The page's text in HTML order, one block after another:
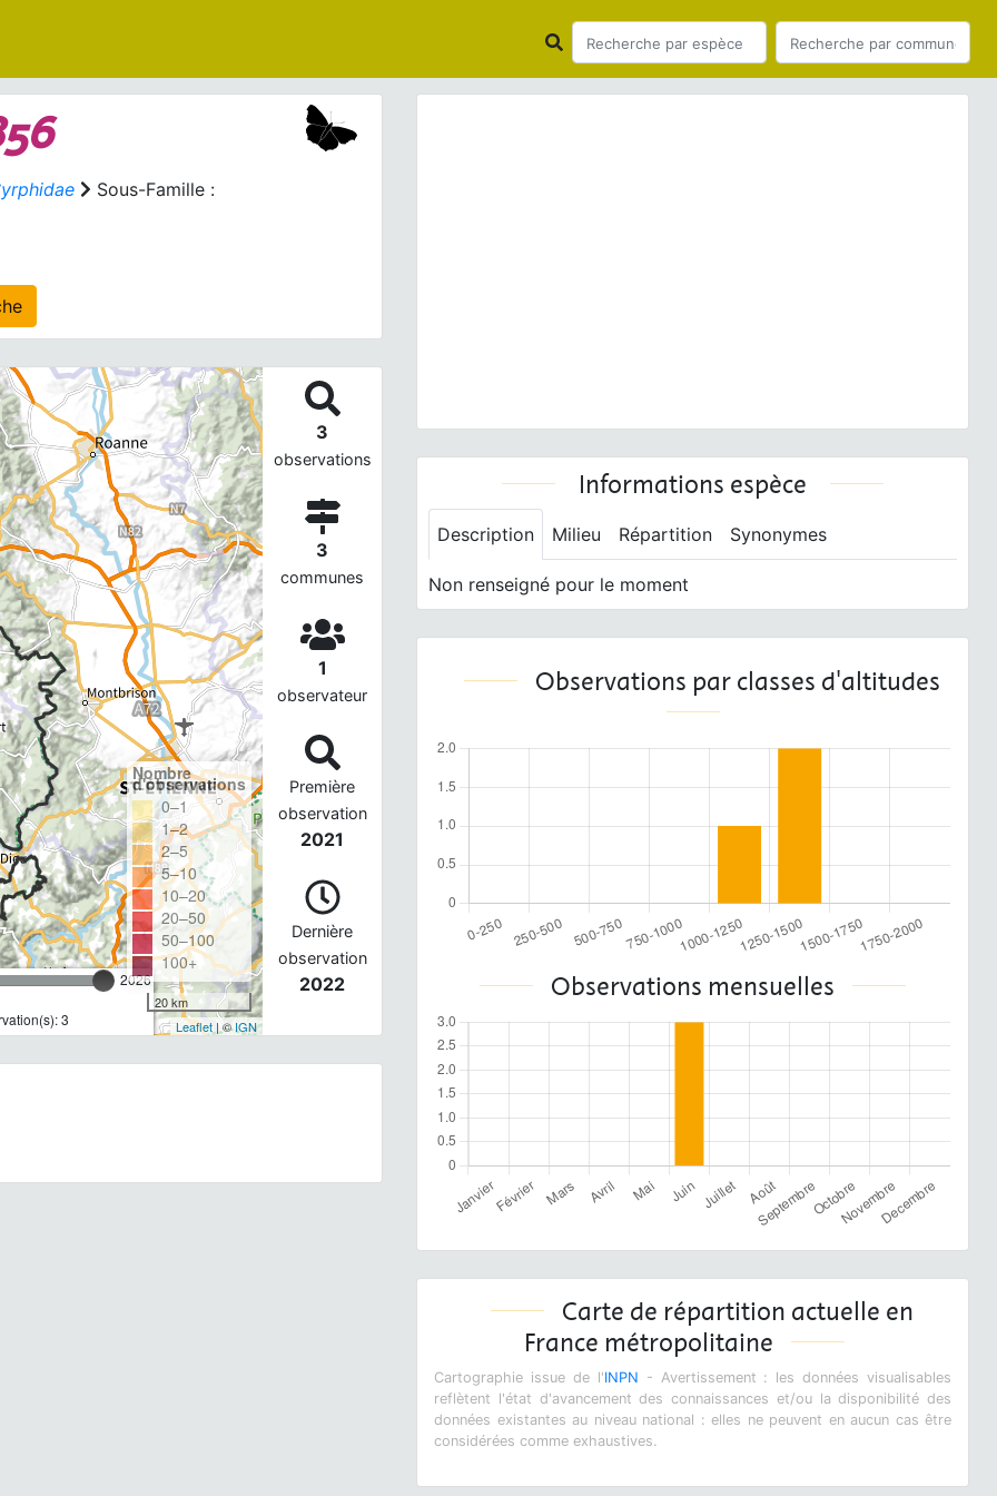
Sous-Famille :
sur cette fiche
2026
3
Nombre
d'observations
0–1
1–2
2–5
5–10
10–20
20–50
50–100
100+
20 km
Leaflet| ©IGN
3
observations
3
communes
1
observateur
Première
observation
2021
Dernière
observation
2022
Informations espèce
Description Milieu Répartition Synonymes
Non renseigné pour le moment
Observations par classes d'altitudes
Observations mensuelles
Carte de répartition actuelle en
France métropolitaine
Cartographie issue de l'INPN - Avertissement : les données visualisables
reflètent l'état d'avancement des connaissances et/ou la disponibilité des
données existantes au niveau national : elles ne peuvent en aucun cas être
considérées comme exhaustives.